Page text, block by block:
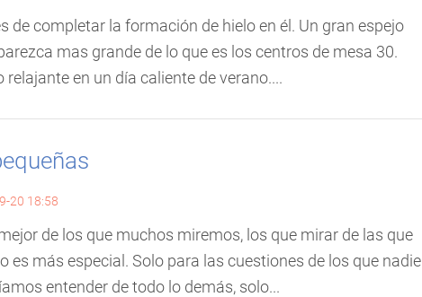
completar la formación de hielo en él. Un gran espejo
mas grande de lo que es los centros de mesa 30.
en un día caliente de verano....
20 18:58
de los que muchos miremos, los que mirar de las que
más especial. Solo para las cuestiones de los que nadie
entender de todo lo demás, solo...